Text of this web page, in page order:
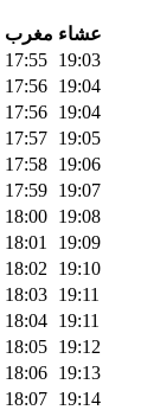
مغرب عشاء
17:55 19:03
17:56 19:04
17:56 19:04
17:57 19:05
17:58 19:06
17:59 19:07
18:00 19:08
18:01
19:09
18:02
19:10
18:03 19:11
18:04 19:11
18:05 19:12
18:06 19:13
18:07 19:14